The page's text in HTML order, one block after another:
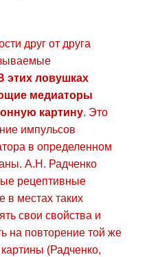
друг от друга
этих ловушках
медиаторы
картину. Это
импульсов
в определенном
А.Н. Радченко
рецептивные
в местах таких
свои свойства и
на повторение той же
(Радченко,